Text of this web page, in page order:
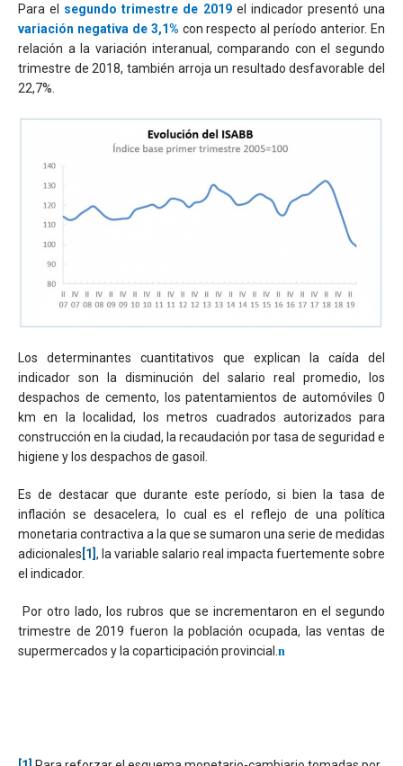
Para el segundo trimestre de 2019el indicador presentó una
variación negativa de 3,1% con respecto al período anterior. En
relación a la variación interanual, comparando con el segundo
trimestre de 2018, también arroja un resultado desfavorable del
22,7%.
Los determinantes cuantitativos que explican la caída del
indicador son la disminución del salario real promedio, los
despachos de cemento, los patentamientos de automóviles 0
km en la localidad, los metros cuadrados autorizados para
construcción en la ciudad, la recaudación por tasa de seguridad e
higiene y los despachos de gasoil.
Es de destacar que durante este período, si bien la tasa de
inflación se desacelera, lo cual es el reflejo de una política
monetaria contractiva a la que se sumaron una serie de medidas
adicionales [1] , la variable salario real impacta fuertemente sobre
el indicador.
Por otro lado, los rubros que se incrementaron en el segundo
trimestre de 2019 fueron la población ocupada, las ventas de
supermercados y la coparticipación provincial. n